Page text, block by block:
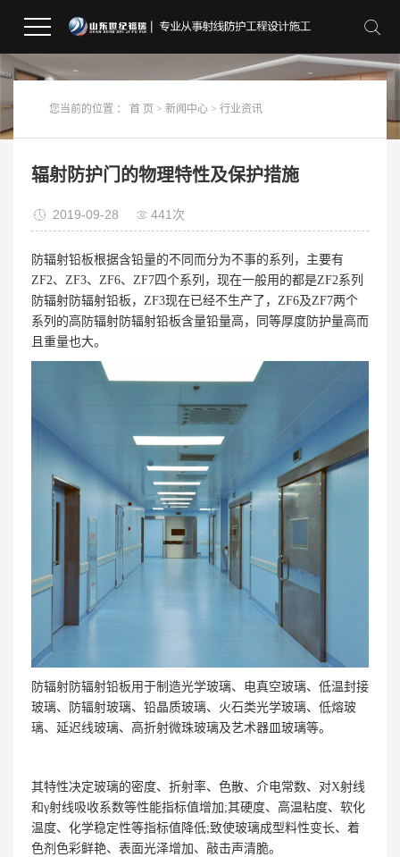
您当前的位置 ： 首 页 > 新闻中心 > 行业资讯
辐射防护门的物理特性及保护措施
2019-09-28 441次
防辐射铅板根据含铅量的不同而分为不事的系列，主要有
ZF2、ZF3、ZF6、ZF7四个系列，现在一般用的都是ZF2系列
防辐射防辐射铅板，ZF3现在已经不生产了，ZF6及ZF7两个
系列的高防辐射防辐射铅板含量铅量高，同等厚度防护量高而
且重量也大。
防辐射防辐射铅板用于制造光学玻璃、电真空玻璃、低温封接
玻璃、防辐射玻璃、铅晶质玻璃、火石类光学玻璃、低熔玻
璃、延迟线玻璃、高折射微珠玻璃及艺术器皿玻璃等。
其特性决定玻璃的密度、折射率、色散、介电常数、对X射线
和γ射线吸收系数等性能指标值增加;其硬度、高温粘度、软化
温度、化学稳定性等指标值降低;致使玻璃成型料性变长、着
色剂色彩鲜艳、表面光泽增加、敲击声清脆。